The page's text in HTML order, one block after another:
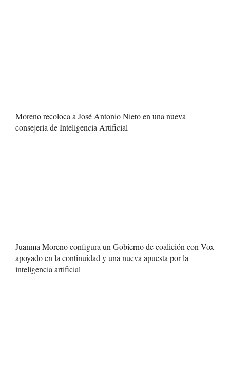
Moreno recoloca a José Antonio Nieto en una nueva
consejería de Inteligencia Artificial
Juanma Moreno configura un Gobierno de coalición con Vox
apoyado en la continuidad y una nueva apuesta por la
inteligencia artificial